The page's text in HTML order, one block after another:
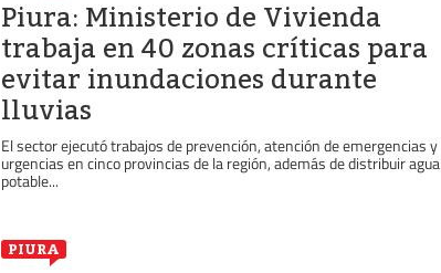
Piura: Ministerio de Vivienda
trabaja en 40 zonas críticas para
evitar inundaciones durante
lluvias
El sector ejecutó trabajos de prevención, atención de emergencias y
urgencias en cinco provincias de la región, además de distribuir agua
potable...
PIURA